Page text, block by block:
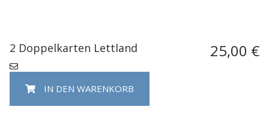
2 Doppelkarten Lettland 25,00 €
IN DEN WARENKORB